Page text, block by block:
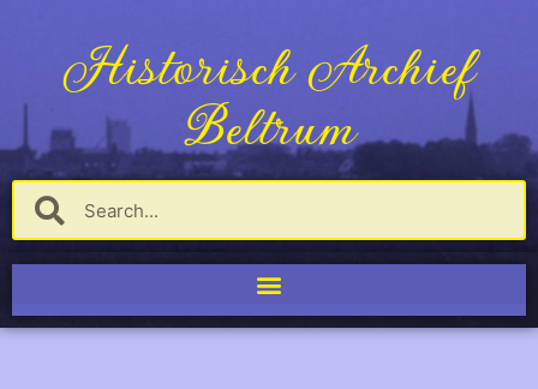
Historisch Archief
Beltrum